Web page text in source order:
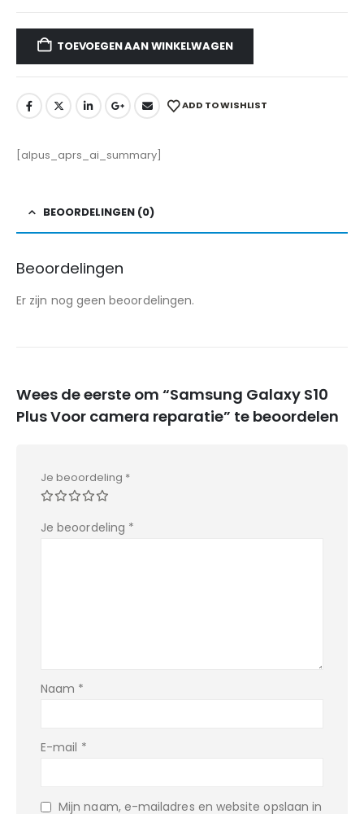
TOEVOEGEN AAN WINKELWAGEN
ADD TO WISHLIST
[alpus_aprs_ai_summary]
BEOORDELINGEN (0)
Beoordelingen
Er zijn nog geen beoordelingen.
Wees de eerste om “Samsung Galaxy S10
Plus Voor camera reparatie” te beoordelen
Je beoordeling *
Je beoordeling *
Naam *
E-mail *
Mijn naam, e-mailadres en website opslaan in